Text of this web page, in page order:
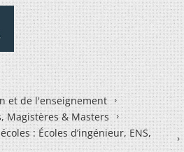
et de l'enseignement
Magistères & Masters
: Écoles d’ingénieur, ENS,